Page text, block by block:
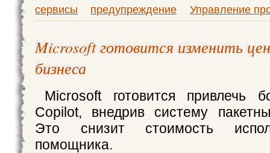
сервисы предупреждение Управление
Microsoft готовится изменить
бизнеса
Microsoft готовится привлечь
Copilot, внедрив систему
Это снизит стоимость
помощника.